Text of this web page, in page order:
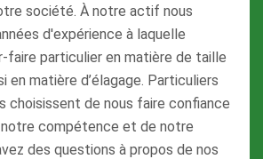
société. À notre actif nous
d'expérience à laquelle
faire particulier en matière de taille
en matière d’élagage. Particuliers
choisissent de nous faire confiance
compétence et de notre
des questions à propos de nos